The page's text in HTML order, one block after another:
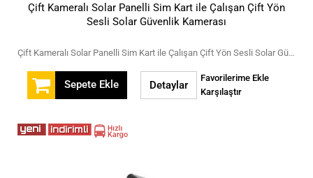
Çift Kameralı Solar Panelli Sim Kart ile Çalışan Çift Yön
Sesli Solar Güvenlik Kamerası
Çift Kameralı Solar Panelli Sim Kart ile Çalışan Çift Yön Sesli Solar Güvenlik Kamerası
Sepete Ekle Detaylar
Favorilerime Ekle
Karşılaştır